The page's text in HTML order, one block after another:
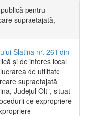
pentru
supraetajată,
Slatina nr. 261 din
și de interes local
de utilitate
supraetajată,
Județul Olt”, situat
de expropriere